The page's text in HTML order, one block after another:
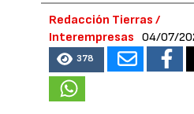
Redacción Tierras /
Interempresas
04/07/
378